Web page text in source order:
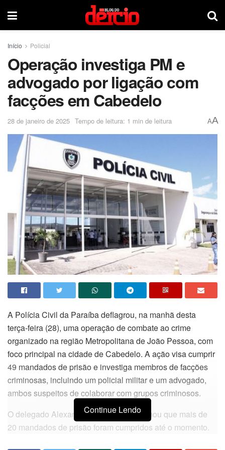
Início Policial
Operação investiga PM e
advogado por ligação com
facções em Cabedelo
28 de janeiro de 2025 Tempo de leitura: 1 min de leitura AA
A Polícia Civil da Paraíba deflagrou, na manhã desta
terça-feira (28), uma operação de combate ao crime
organizado na região Metropolitana de João Pessoa, com
foco principal na cidade de Cabedelo. A ação visa cumprir
49 mandados de prisão e investiga membros de facções
criminosas, incluindo um policial militar e um advogado,
ambos suspeitos de colaborar com grupos criminosos.
O delegado Alexandre Fernandes informou que mais de
20 mandados de prisão foram cumpridos até o momento.
Continue Lendo